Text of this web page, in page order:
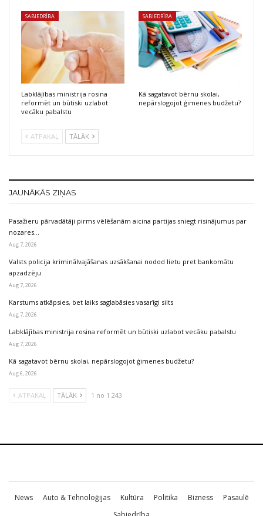
SABIEDRĪBA
Labklājības ministrija rosina
reformēt un būtiski uzlabot
vecāku pabalstu
SABIEDRĪBA
Kā sagatavot bērnu skolai,
nepārslogojot ģimenes budžetu?
ATPAKAĻ TĀLĀK
JAUNĀKĀS ZIŅAS
Pasažieru pārvadātāji pirms vēlēšanām aicina partijas sniegt risinājumus par
nozares…
Aug 7, 2026
Valsts policija kriminālvajāšanas uzsākšanai nodod lietu pret bankomātu
apzadzēju
Aug 7, 2026
Karstums atkāpsies, bet laiks saglabāsies vasarīgi silts
Aug 7, 2026
Labklājības ministrija rosina reformēt un būtiski uzlabot vecāku pabalstu
Aug 7, 2026
Kā sagatavot bērnu skolai, nepārslogojot ģimenes budžetu?
Aug 6, 2026
ATPAKAĻ TĀLĀK 1 no 1 243
News Auto & Tehnoloģijas Kultūra Politika Bizness
Pasaulē